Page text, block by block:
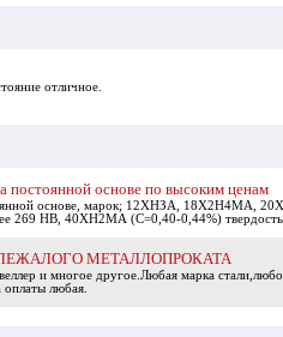
отличное.
постоянной основе по высоким ценам
основе, марок; 12ХНЗА, 18Х2Н4МА,
269 НВ, 40ХН2МА (С=0,40-0,44%)
МЕТАЛЛОПРОКАТА
и многое другое.Любая марка
любая.